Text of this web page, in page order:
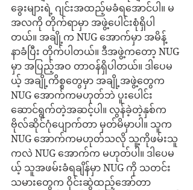
ခွေးများရဲ့ ဂျင်းအထည့်မခံရအောင်ပါ။ မ
အလကို တိုက်ရာမှာ အဖွဲ့ပေါင်းစုံရှိပါ
တယ်။ အချို့က NUG အောက်မှာ အမိန့်
နာခံပြီး တိုက်ပါတယ်။ ဒီအဖွဲ့ကတော့ NUG
မှာ အပြည့်အဝ တာဝန်ရှိပါတယ်။ ဒါပေမ
ယ့် အချို့ကိစ္စတွေမှာ အချို့အဖွဲ့တွေက
NUG အောက်ကမဟုတ်ဘဲ ပူးပေါင်း
ဆောင်ရွက်တဲ့အဆင့်ပါ။ လွန်ခဲ့တဲ့နှစ်က
ဗိုလ်ဆိုင်ဂုံပျောက်တာ မှတ်မိမှာပါ။ သူက
NUG အောက်ကမဟုတ်သလို သူ့ကိုဖမ်းသူ
ကလဲ NUG အောက်က မဟုတ်ပါ။ ဒါပေမ
ယ့် သူအဖမ်းခံရချိန်မှာ NUG ကို သတင်း
သမားတွေက ဝိုင်းဆွဲထည့်အော်တာ